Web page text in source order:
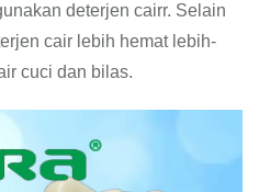
deterjen cairr. Selain
cair lebih hemat lebih-
cuci dan bilas.